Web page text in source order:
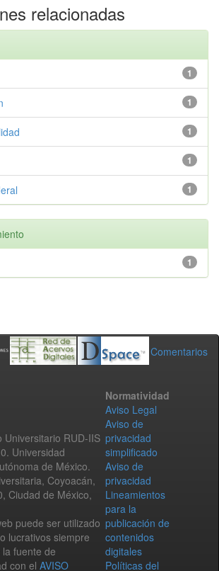
relacionadas
1
1
1
1
1
1
Comentarios
Universitario RUD-IIS
Universidad
de México.
Coyoacán,
Ciudad de México,
puede ser utilizado
lucrativos siempre
fuente de
con el AVISO
Normatividad
Aviso Legal
Aviso de
privacidad
simplificado
Aviso de
privacidad
Lineamientos
para la
publicación de
contenidos
digitales
Políticas del